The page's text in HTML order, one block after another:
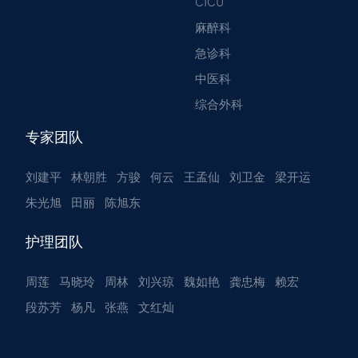
麻醉科
急诊科
中医科
综合外科
专家团队
刘建平 林朝胜 方骏 何云 王孟仙 刘卫金
梁开运
朱光旭
田丽 陈旭东
护理团队
周莲 马晓玲 周林 刘兴琼 魏如艳 龚忠梅
赖宏
段苏芳
杨凡 张燕 文红灿